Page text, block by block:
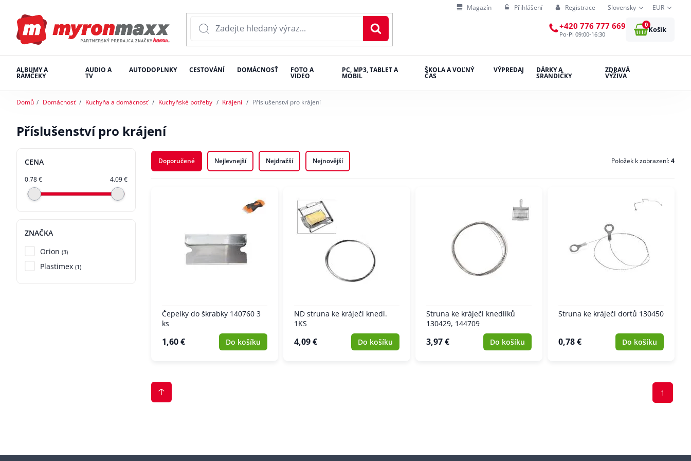
Magazín Přihlášení Registrace Slovensky EUR
+420 776 777 669
Po-Pi 09:00-16:30
0
Košík
ALBUMY A
RÁMČEKY
AUDIO A
TV
AUTODOPLNKY CESTOVÁNÍ DOMÁCNOSŤ FOTO A
VIDEO
PC, MP3, TABLET A
MOBIL
ŠKOLA A VOĽNÝ
ČAS
VÝPREDAJ DÁRKY A
SRANDIČKY
ZDRAVÁ
VÝŽIVA
Domů Domácnosť Kuchyňa a domácnosť Kuchyňské potřeby Krájení Příslušenství pro krájení
Příslušenství pro krájení
CENA
0.78 € 4.09 €
ZNAČKA
Orion (3)
Plastimex (1)
Doporučené Nejlevnejší Nejdražší Nejnovější Položek k zobrazení:4
Čepelky do škrabky 140760 3
ks
1,60 € Do košíku
ND struna ke kráječi knedl.
1KS
4,09 € Do košíku
Struna ke kráječi knedlíků
130429, 144709
3,97 € Do košíku
Struna ke kráječi dortů 130450
0,78 € Do košíku
1